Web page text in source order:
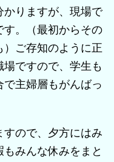
りますが、現場で
す。（最初からその
ご存知のように正
ですので、学生も
主婦層もがんばっ
ので、夕方にはみ
みんな休みをまと